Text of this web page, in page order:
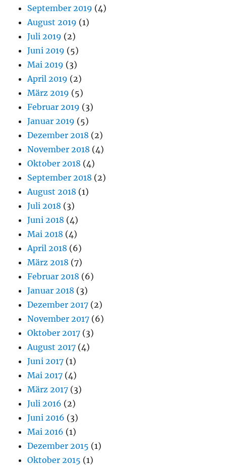
September 2019 (4)
August 2019 (1)
Juli 2019 (2)
Juni 2019 (5)
Mai 2019 (3)
April 2019 (2)
März 2019 (5)
Februar 2019 (3)
Januar 2019 (5)
Dezember 2018 (2)
November 2018 (4)
Oktober 2018 (4)
September 2018 (2)
August 2018 (1)
Juli 2018 (3)
Juni 2018 (4)
Mai 2018 (4)
April 2018 (6)
März 2018 (7)
Februar 2018 (6)
Januar 2018 (3)
Dezember 2017 (2)
November 2017 (6)
Oktober 2017 (3)
August 2017 (4)
Juni 2017 (1)
Mai 2017 (4)
März 2017 (3)
Juli 2016 (2)
Juni 2016 (3)
Mai 2016 (1)
Dezember 2015 (1)
Oktober 2015 (1)